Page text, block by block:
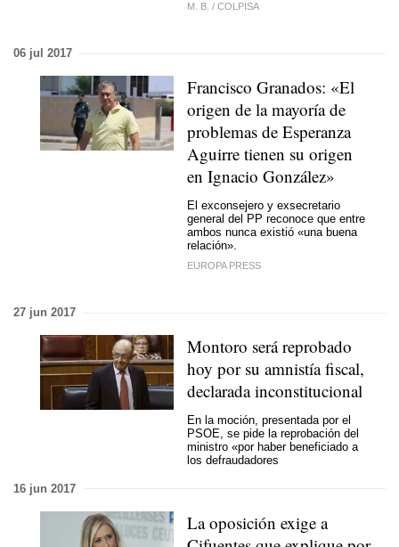
M. B. / COLPISA
06 jul 2017
Francisco Granados: «El
origen de la mayoría de
problemas de Esperanza
Aguirre tienen su origen
en Ignacio González»
El exconsejero y exsecretario
general del PP reconoce que entre
ambos nunca existió «una buena
relación».
EUROPA PRESS
27 jun 2017
Montoro será reprobado
hoy por su amnistía fiscal,
declarada inconstitucional
En la moción, presentada por el
PSOE, se pide la reprobación del
ministro «por haber beneficiado a
los defraudadores
16 jun 2017
La oposición exige a